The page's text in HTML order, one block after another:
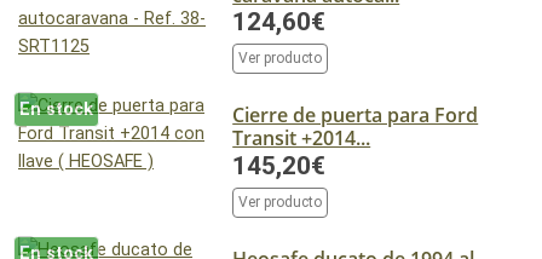
124,60€
Ver producto
En stock
Cierre de puerta para Ford
Transit +2014...
145,20€
Ver producto
En stock